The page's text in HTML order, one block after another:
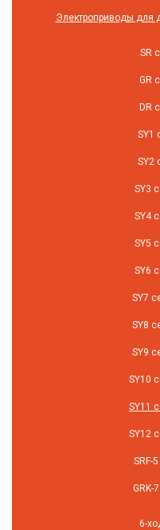
Электроприводы для
SR
GR
DR
SY1
SY2
SY3
SY4
SY5
SY6
SY7
SY8
SY9
SY10
SY11
SY12
SRF-
GRK-
6-